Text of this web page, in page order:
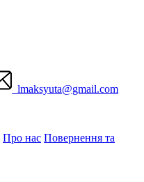
lmaksyuta@gmail.com
Про нас Повернення та